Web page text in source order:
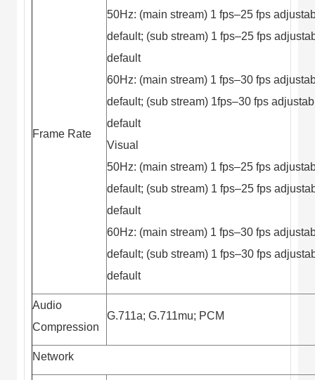
Frame Rate
50Hz: (main stream) 1 fps–25 fps
default; (sub stream) 1 fps–25 fps
default
60Hz: (main stream) 1 fps–30 fps
default; (sub stream) 1fps–30 fps
default
Visual
50Hz: (main stream) 1 fps–25 fps
default; (sub stream) 1 fps–25 fps
default
60Hz: (main stream) 1 fps–30 fps
default; (sub stream) 1 fps–30 fps
default
Audio
Compression
G.711a; G.711mu; PCM
Network